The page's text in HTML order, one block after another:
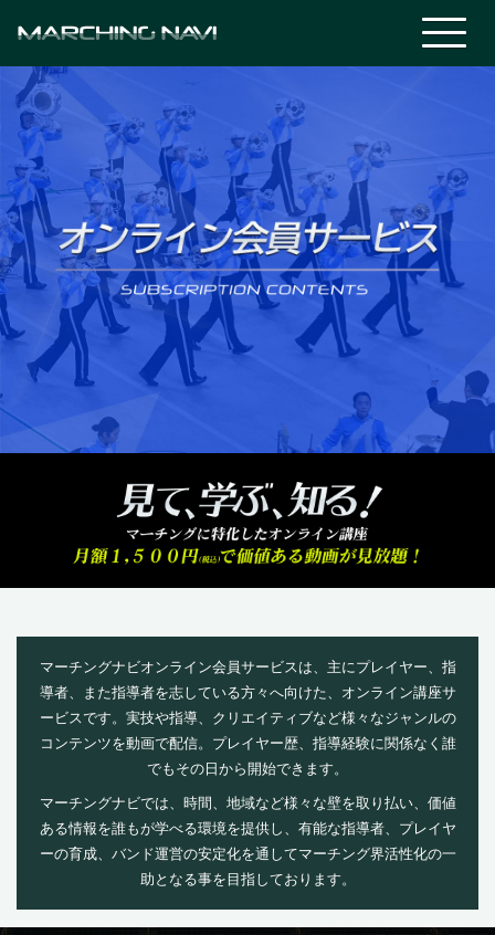
マーチングナビオンライン会員サービスは、 主にプレイヤー、指
導者、また指導者を志している方々へ向けた、オンライン講座サ
ービスです。 実技や指導、クリエイティブなど様々なジャンルの
コンテンツを動画で配信。 プレイヤー歴、指導経験に関係なく誰
でもその日から開始できます。
マーチングナビでは、時間、地域など様々な壁を取り払い、 価値
ある情報を誰もが学べる環境を提供し、有能な指導者、プレイヤ
ーの育成、 バンド運営の安定化を通してマーチング界活性化の一
助となる事を目指しております。